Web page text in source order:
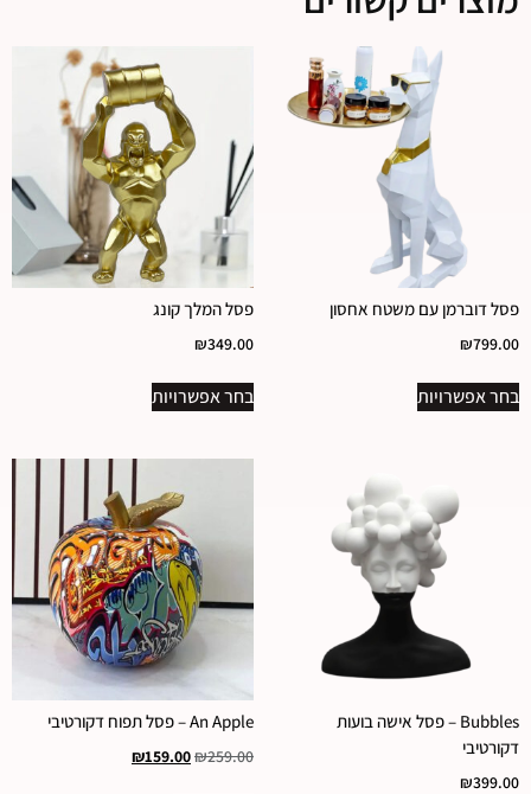
פסל דוברמן עם משטח אחסון
₪799.00
בחר אפשרויות
פסל המלך קונג
₪349.00
בחר אפשרויות
Bubbles – פסל אישה בועות
דקורטיבי
₪399.00
An Apple – פסל תפוח דקורטיבי
₪259.00
₪159.00